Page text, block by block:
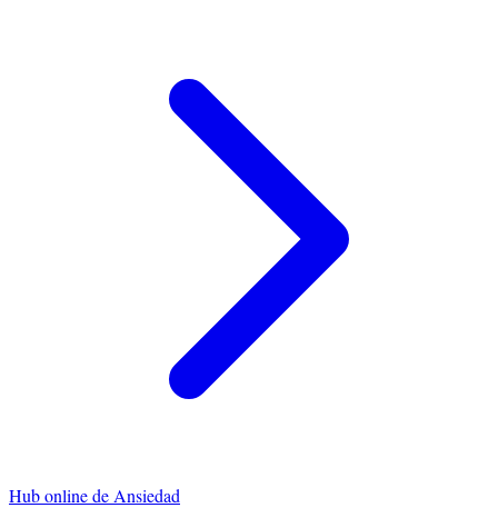
Hub online de Ansiedad